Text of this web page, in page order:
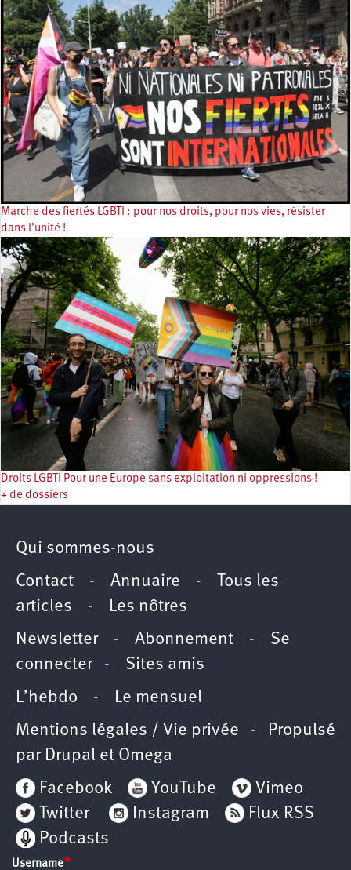
Marche des fiertés LGBTI : pour nos droits, pour nos vies, résister
dans l’unité !
Droits LGBTI Pour une Europe sans exploitation ni oppressions !
+ de dossiers
Qui sommes-nous
Contact - Annuaire -
Tous les
articles - Les nôtres
Newsletter- Abonnement - Se
connecter- Sites amis
L’hebdo - Le mensuel
Mentions légales / Vie privée - Propulsé
par Drupal et Omega
Facebook
YouTube
Vimeo
Twitter
Instagram
Flux RSS
Podcasts
Username